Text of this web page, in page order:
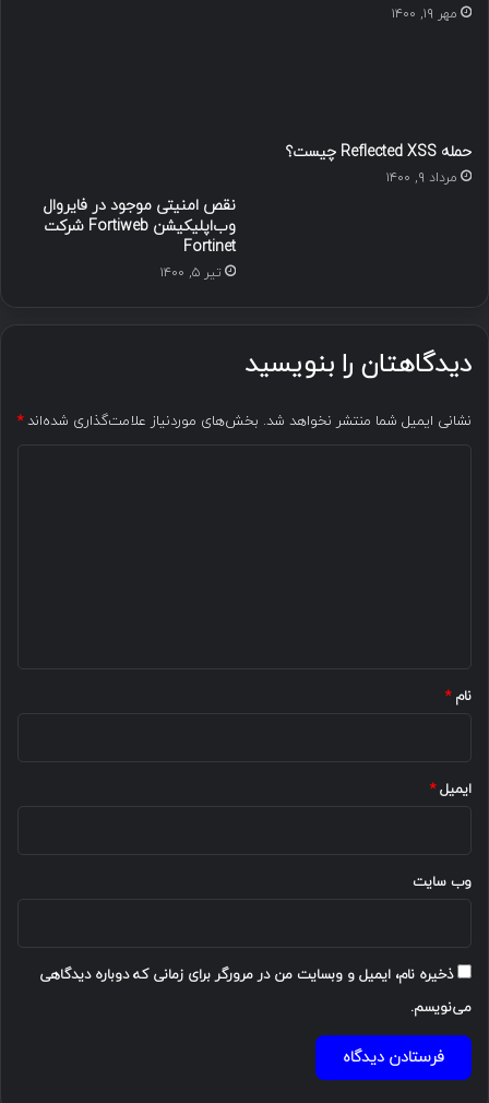
مهر ۱۹, ۱۴۰۰
حمله Reflected XSS چیست؟
مرداد ۹, ۱۴۰۰
نقص امنیتی موجود در فایروال
وب‌اپلیکیشن Fortiweb شرکت
Fortinet
تیر ۵, ۱۴۰۰
دیدگاهتان را بنویسید
نشانی ایمیل شما منتشر نخواهد شد. بخش‌های موردنیاز علامت‌گذاری شده‌اند*
نام*
ایمیل*
وب‌ سایت
ذخیره نام، ایمیل و وبسایت من در مرورگر برای زمانی که دوباره دیدگاهی
می‌نویسم.